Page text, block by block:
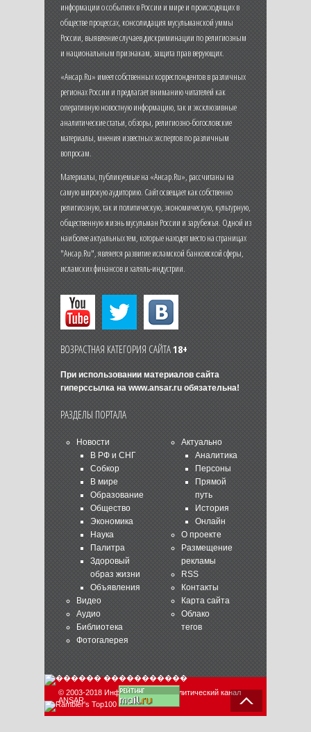
информации о событиях в России и мире и происходящих в
обществе процессах, консолидация мусульманской уммы
России, выявление случаев дискриминации по религиозным
и национальным признакам, защита прав верующих.
«Ансар.Ru» имеет собственных корреспондентов в различных
регионах России и предлагает вниманию читателей как
оперативную новостную информацию, так и эксклюзивные
аналитические статьи, обзоры, религиозно-богословские
материалы, мнения известных экспертов по различным
вопросам.
Материалы, публикуемые на «Ансар.Ru», рассчитаны на
самую широкую аудиторию. Сайт освещает как собственно
религиозную, так и политическую, экономическую, культурную,
общественную жизнь мусульман России и зарубежья. Одной из
наиболее актуальных тем, которые находят место на страницах
"Ансар.Ru", является развитие исламской банковской сферы,
исламских финансов и халяль-индустрии.
ВОЗРАСТНАЯ КАТЕГОРИЯ САЙТА18+
При использовании материалов сайта
гиперссылка на www.ansar.ruобязательна!
РАЗДЕЛЫ ПОРТАЛА
Новости
В РФ и СНГ
Собкор
В мире
Образование
Общество
Экономика
Наука
Палитра
Здоровый
образ жизни
Объявления
Видео
Аудио
Библиотека
Фотогалерея
Актуально
Аналитика
Персоны
Прямой
путь
История
Онлайн
О проекте
Размещение
рекламы
RSS
Контакты
Карта сайта
Облако
тегов
© 2003-2018 Информационно-аналитический канал
ANSAR